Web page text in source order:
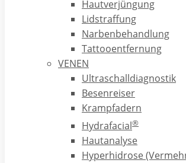
Hautverjüngung
Lidstraffung
Narbenbehandlung
Tattooentfernung
VENEN
Ultraschalldiagnostik
Besenreiser
Krampfadern
Hydrafacial®
Hautanalyse
Hyperhidrose
heute wieder vermuten: dass nämlich
gesundheitliche Risiken in sich tragen
Studien bei Leistungssportlern legen nahe,
großflächige Tätowierungen der
gestört und das Immunsystem geschwächt
sich bei frisch Tätowierten in einer
Leistungsfähigkeit von bis zu 5% auswirken
Ergebnisse haben Prof.Ingo Froböse von
Sporthochschule in Köln im Sommer 2017
Empfehlung veranlaßt, in der Bundesliga